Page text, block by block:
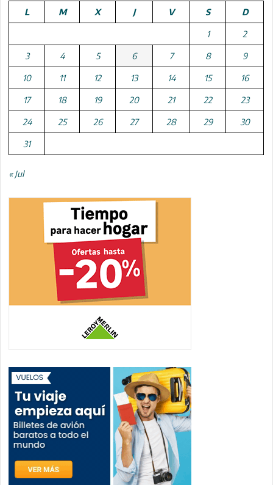
L
M X J V S D
1 2
3 4 5 6 7 8 9
10 11 12 13 14 15 16
17 18 19 20 21 22 23
24 25 26 27 28 29 30
31
« Jul